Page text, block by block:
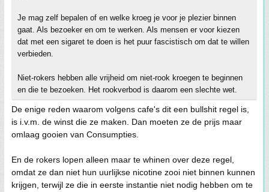
Je mag zelf bepalen of en welke kroeg je voor je plezier binnen
gaat. Als bezoeker en om te werken. Als mensen er voor kiezen
dat met een sigaret te doen is het puur fascistisch om dat te willen
verbieden.
Niet-rokers hebben alle vrijheid om niet-rook kroegen te beginnen
en die te bezoeken. Het rookverbod is daarom een slechte wet.
De enige reden waarom volgens cafe's dit een bullshit regel is,
is i.v.m. de winst die ze maken. Dan moeten ze de prijs maar
omlaag gooien van Consumpties.
En de rokers lopen alleen maar te whinen over deze regel,
omdat ze dan niet hun uurlijkse nicotine zooi niet binnen kunnen
krijgen, terwijl ze die in eerste instantie niet nodig hebben om te